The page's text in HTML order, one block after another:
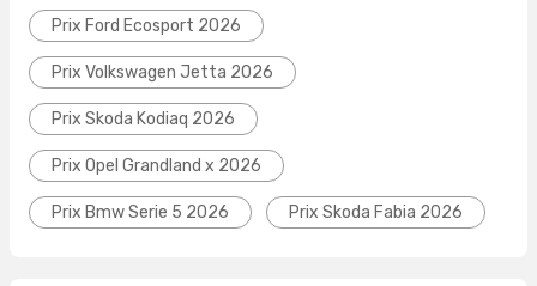
Prix Ford Ecosport 2026
Prix Volkswagen Jetta 2026
Prix Skoda Kodiaq 2026
Prix Opel Grandland x 2026
Prix Bmw Serie 5 2026 Prix Skoda Fabia 2026